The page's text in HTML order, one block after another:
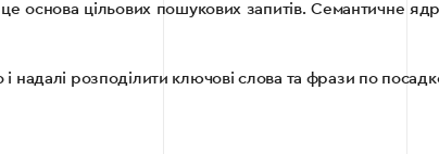
основа цільових пошукових запитів. Семантичне
надалі розподілити ключові слова та фрази по